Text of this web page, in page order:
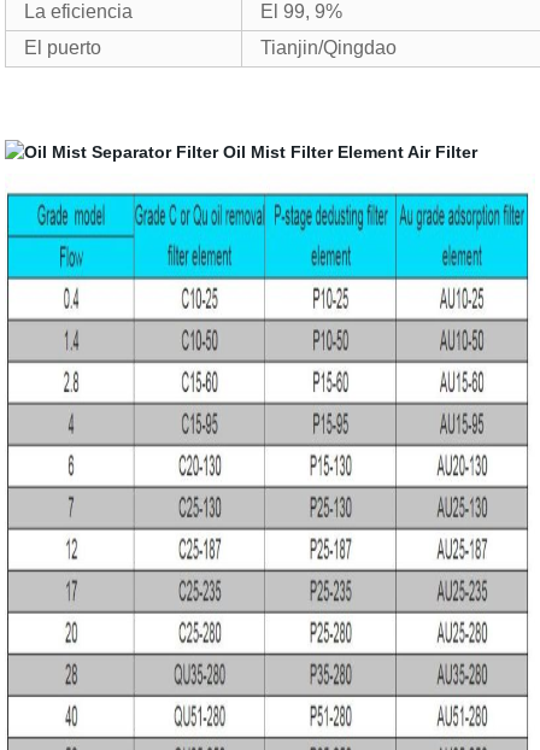
La eficiencia
El 99, 9%
El puerto
Tianjin/Qingdao